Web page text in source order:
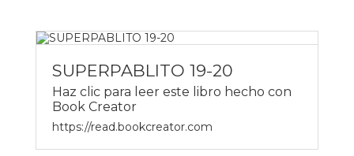
SUPERPABLITO 19-20
Haz clic para leer este libro hecho con
Book Creator
https://read.bookcreator.com